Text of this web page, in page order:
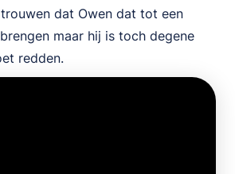
dat Owen dat tot een
maar hij is toch degene
redden.